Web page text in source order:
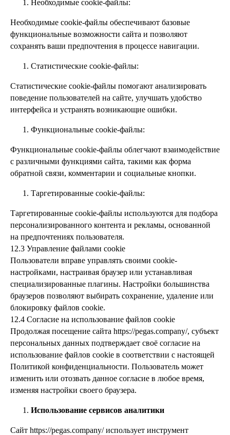
Необходимые cookie-файлы:
Необходимые cookie-файлы обеспечивают базовые
функциональные возможности сайта и позволяют
сохранять ваши предпочтения в процессе навигации.
Статистические cookie-файлы:
Статистические cookie-файлы помогают анализировать
поведение пользователей на сайте, улучшать удобство
интерфейса и устранять возникающие ошибки.
Функциональные cookie-файлы:
Функциональные cookie-файлы облегчают взаимодействие
с различными функциями сайта, такими как форма
обратной связи, комментарии и социальные кнопки.
Таргетированные cookie-файлы:
Таргетированные cookie-файлы используются для подбора
персонализированного контента и рекламы, основанной
на предпочтениях пользователя.
12.3 Управление файлами cookie
Пользователи вправе управлять своими cookie-
настройками, настраивая браузер или устанавливая
специализированные плагины. Настройки большинства
браузеров позволяют выбирать сохранение, удаление или
блокировку файлов cookie.
12.4 Согласие на использование файлов cookie
Продолжая посещение сайта https://pegas.company/, субъект
персональных данных подтверждает своё согласие на
использование файлов cookie в соответствии с настоящей
Политикой конфиденциальности. Пользователь может
изменить или отозвать данное согласие в любое время,
изменяя настройки своего браузера.
Использование сервисов аналитики
Сайт https://pegas.company/ использует инструмент